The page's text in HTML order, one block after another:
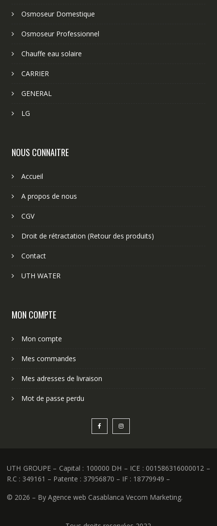
Osmoseur Domestique
Osmoseur Professionnel
Chauffe eau solaire
CARRIER
GENERAL
LG
NOUS CONNAITRE
Accueil
A propos de nous
CGV
Droit de rétractation (Retour des produits)
Contact
UTH WATER
MON COMPTE
Mon compte
Mes commandes
Mes adresses de livraison
Mot de passe perdu
UTH GROUPE – Capital : 100000 DH – ICE : 001586316000012 –
R.C : 349161 – Patente : 37956870 – IF : 18779949 –
© 2026 – By Agence web Casablanca Vecom Marketing.